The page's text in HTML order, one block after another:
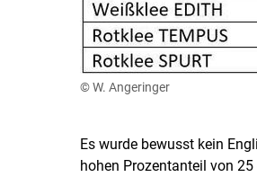
© W. Angeringer
Es wurde bewusst kein
hohen Prozentanteil von